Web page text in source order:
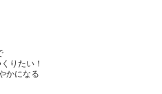
りたい！
かになる